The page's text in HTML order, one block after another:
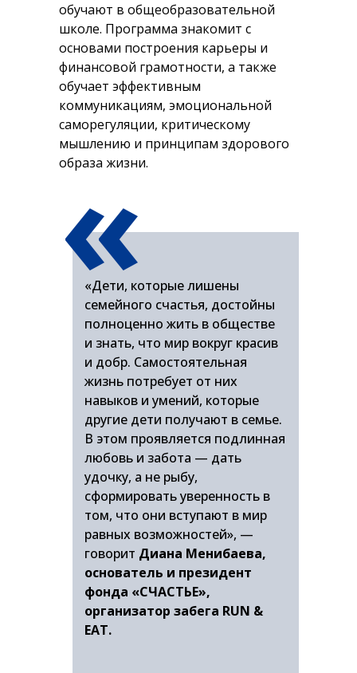
обучают в общеобразовательной
школе. Программа знакомит с
основами построения карьеры и
финансовой грамотности, а также
обучает эффективным
коммуникациям, эмоциональной
саморегуляции, критическому
мышлению и принципам здорового
образа жизни.
«Дети, которые лишены
семейного счастья, достойны
полноценно жить в обществе
и знать, что мир вокруг красив
и добр. Самостоятельная
жизнь потребует от них
навыков и умений, которые
другие дети получают в семье.
В этом проявляется подлинная
любовь и забота — дать
удочку, а не рыбу,
сформировать уверенность в
том, что они вступают в мир
равных возможностей», —
говорит Диана Менибаева,
основатель и президент
фонда «СЧАСТЬЕ»,
организатор забега RUN &
EAT.
«